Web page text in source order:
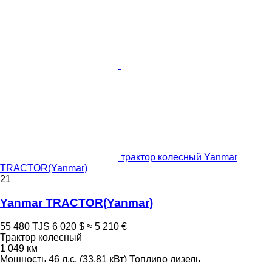
трактор колесный Yanmar
TRACTOR(Yanmar)
21
Yanmar TRACTOR(Yanmar)
55 480 TJS 6 020 $ ≈ 5 210 €
Трактор колесный
1 049 км
Мощность 46 л.с. (33.81 кВт) Топливо дизель